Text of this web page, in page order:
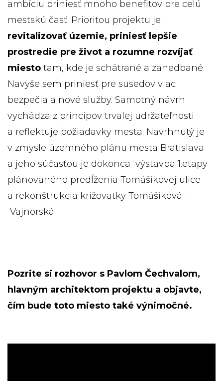
ambíciu priniesť mnoho benefitov pre celú
mestskú časť. Prioritou projektu je
revitalizovať územie, priniesť lepšie
prostredie pre život a rozumne rozvíjať
miesto tam, kde je schátrané a zanedbané.
Navyše sem priniesť pre susedov viac
bezpečia a nové služby. Samotný návrh
vychádza z princípov trvalej udržateľnosti
a reflektuje požiadavky mesta. Navrhnutý je
v zmysle územného plánu mesta Bratislava
a jeho súčasťou je dokonca výstavba 1.etapy
plánovaného predĺženia Tomášikovej ulice
a rekonštrukcia križovatky Tomášiková –
Vajnorská.
Pozrite si rozhovor s Pavlom Čechvalom,
hlavným architektom projektu a objavte,
čím bude toto miesto také výnimočné.